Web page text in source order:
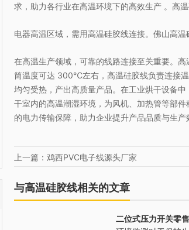
求，助力各行业在高温环境下的高效生产 。高
电器高温区域，需用高温硅胶线连接。佛山高温
在高温生产领域，可靠的线路连接至关重要。
筒温度可达 300℃左右，高温硅胶线负责连接
均匀受热，产出高质量产品。在工业烘干设备
干室内的高温潮湿环境，为风机、加热管等部
的电力传输保障，助力企业提升产品品质与生
上一篇：鸡西PVC电子线源头厂家
与高温硅胶线相关的文章
二位式压力开关零